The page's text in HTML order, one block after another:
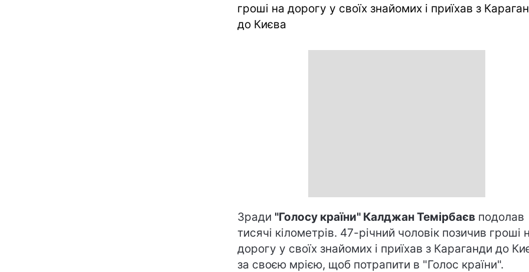
гроші на дорогу у своїх знайомих і приїхав з
до Києва
Зради "Голосу країни" Калджан Темірбаєв подолав
тисячі кілометрів. 47-річний чоловік позичив гроші
дорогу у своїх знайомих і приїхав з Караганди до
за своєю мрією, щоб потрапити в "Голос країни".